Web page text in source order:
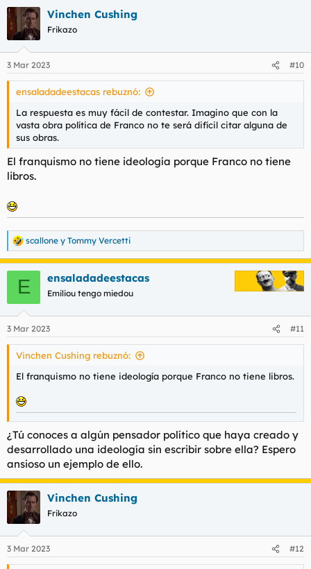
Vinchen Cushing
Frikazo
3 Mar 2023 #10
ensaladadeestacas rebuznó:
La respuesta es muy fácil de contestar. Imagino que con la
vasta obra política de Franco no te será difícil citar alguna de
sus obras.
El franquismo no tiene ideología porque Franco no tiene
libros.
R
e
a
e
s
scallone y Tommy Vercetti
E ensaladadeestacas
Emiliou tengo miedou
3 Mar 2023 #11
Vinchen Cushing rebuznó:
El franquismo no tiene ideología porque Franco no tiene libros.
¿Tú conoces a algún pensador político que haya creado y
desarrollado una ideología sin escribir sobre ella? Espero
ansioso un ejemplo de ello.
Vinchen Cushing
Frikazo
3 Mar 2023 #12